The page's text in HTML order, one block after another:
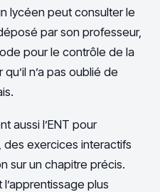
lycéen peut consulter le
par son professeur,
pour le contrôle de la
n’a pas oublié de
aussi l’ENT pour
exercices interactifs
sur un chapitre précis.
plus